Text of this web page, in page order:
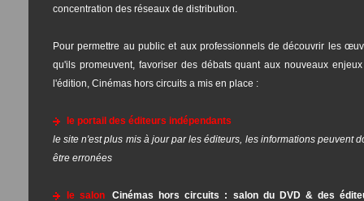
concentration des réseaux de distribution.
Pour permettre au public et aux professionnels de découvrir les
qu'ils promeuvent, favoriser des débats quant aux nouveaux
l'édition, Cinémas hors circuits a mis en place :
le portail des éditeurs indépendants
le site n'est plus mis à jour par les éditeurs, les informations peuvent
être erronées
le salon
Cinémas hors circuits : salon du DVD & des